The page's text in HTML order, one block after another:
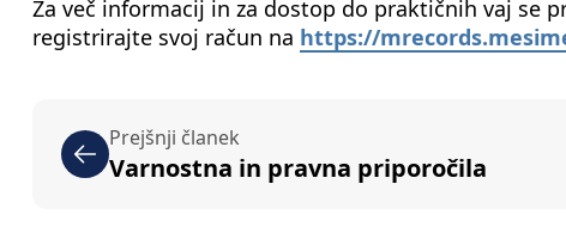
Za več informacij in za dostop do praktičnih vaj se
registrirajte svoj račun na https://
Prejšnji članek
Varnostna in pravna priporočila